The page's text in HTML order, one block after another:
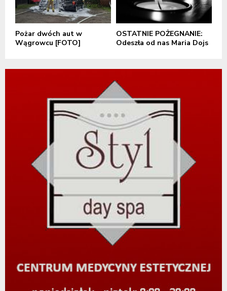
Pożar dwóch aut w
Wągrowcu [FOTO]
OSTATNIE POŻEGNANIE:
Odeszła od nas Maria Dojs